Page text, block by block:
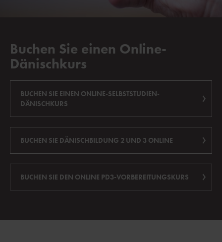
Buchen Sie einen Online-
Dänischkurs
BUCHEN SIE EINEN ONLINE-SELBSTSTUDIEN-
DÄNISCHKURS
BUCHEN SIE DÄNISCHBILDUNG 2 UND 3 ONLINE
BUCHEN SIE DEN ONLINE PD3-VORBEREITUNGSKURS